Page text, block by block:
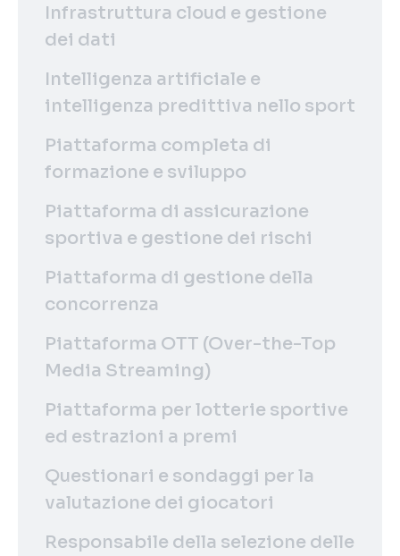
Infrastruttura cloud e gestione
dei dati
Intelligenza artificiale e
intelligenza predittiva nello sport
Piattaforma completa di
formazione e sviluppo
Piattaforma di assicurazione
sportiva e gestione dei rischi
Piattaforma di gestione della
concorrenza
Piattaforma OTT (Over-the-Top
Media Streaming)
Piattaforma per lotterie sportive
ed estrazioni a premi
Questionari e sondaggi per la
valutazione dei giocatori
Responsabile della selezione delle